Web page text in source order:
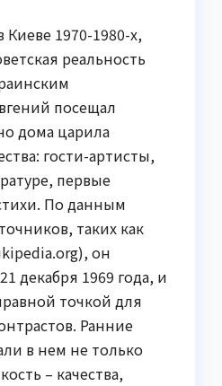
1970-1980-х,
реальность
посещал
дома царила
гости-артисты,
первые
По данным
таких как
он
декабря 1969 года, и
точкой для
Ранние
в нем не только
– качества,